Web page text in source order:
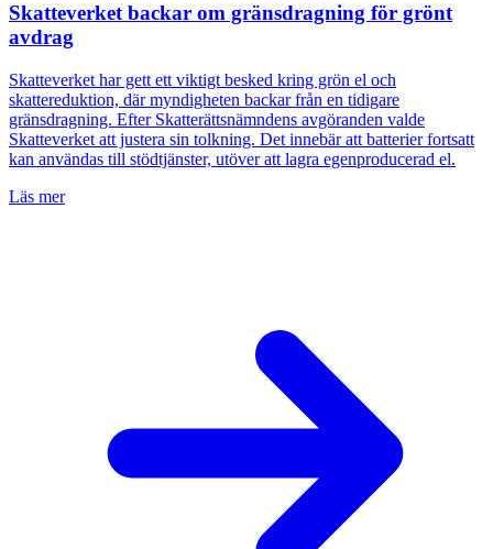
Skatteverket backar om gränsdragning för grönt
avdrag
Skatteverket har gett ett viktigt besked kring grön el och
skattereduktion, där myndigheten backar från en tidigare
gränsdragning. Efter Skatterättsnämndens avgöranden valde
Skatteverket att justera sin tolkning. Det innebär att batterier fortsatt
kan användas till stödtjänster, utöver att lagra egenproducerad el.
Läs mer